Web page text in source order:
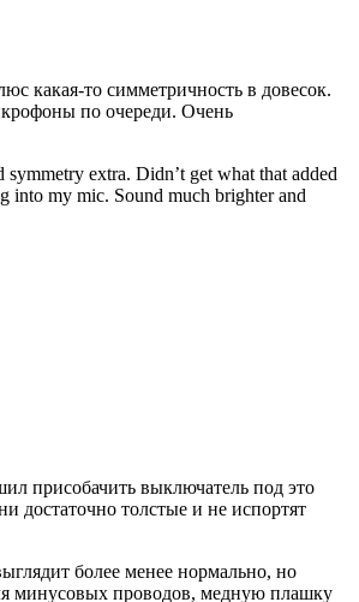
какая-то симметричность в довесок.
по очереди. Очень
extra. Didn’t get what that added
into my mic. Sound much brighter and
присобачить выключатель под это
достаточно толстые и не испортят
более менее нормально, но
минусовых проводов, медную плашку